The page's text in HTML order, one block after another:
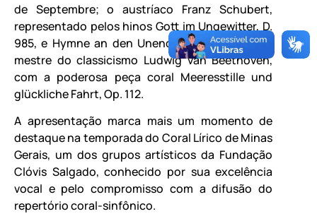
de Septembre; o austríaco Franz Schubert,
representado pelos hinos Gott im Ungewitter, D.
985, e Hymne an den Unendlichen, D. 232; e o
mestre do classicismo Ludwig van Beethoven,
com a poderosa peça coral Meeresstille und
glückliche Fahrt, Op. 112.
A apresentação marca mais um momento de
destaque na temporada do Coral Lírico de Minas
Gerais, um dos grupos artísticos da Fundação
Clóvis Salgado, conhecido por sua excelência
vocal e pelo compromisso com a difusão do
repertório coral-sinfônico.